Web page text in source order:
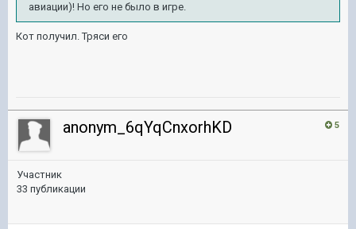
авиации)! Но его не было в игре.
Кот получил. Тряси его
5
anonym_6qYqCnxorhKD
Участник
33 публикации